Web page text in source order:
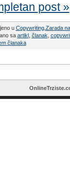
post »
u Copywriting, Zarada
sa artikl, članak
članaka